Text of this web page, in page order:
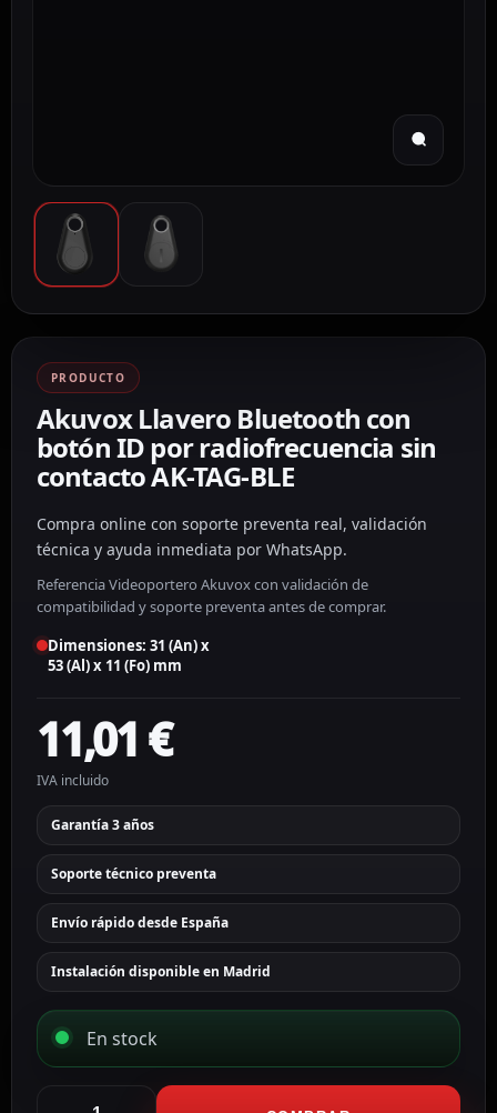
PRODUCTO
Akuvox Llavero Bluetooth con
botón ID por radiofrecuencia sin
contacto AK-TAG-BLE
Compra online con soporte preventa real, validación
técnica y ayuda inmediata por WhatsApp.
Referencia Videoportero Akuvox con validación de
compatibilidad y soporte preventa antes de comprar.
Dimensiones: 31 (An) x
53 (Al) x 11 (Fo) mm
11,01 €
IVA incluido
Garantía 3 años
Soporte técnico preventa
Envío rápido desde España
Instalación disponible en Madrid
En stock